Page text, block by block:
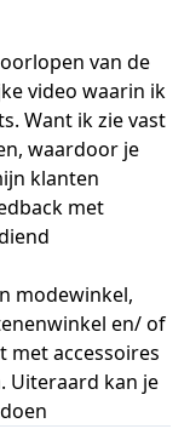
van de
video waarin ik
Want ik zie vast
waardoor je
klanten
met
modewinkel,
en/ of
met accessoires
Uiteraard kan je